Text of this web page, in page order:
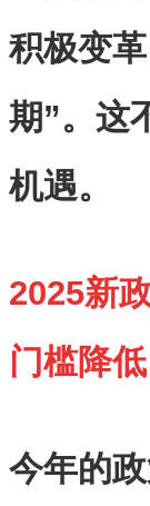
积极变
期”。这
机遇。
2025新
门槛降
今年的